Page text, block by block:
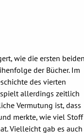
wie die ersten
der Bücher. Im
des vierten
allerdings zeitlich
Vermutung ist, dass
merkte, wie viel Stoff
Vielleicht gab es auch